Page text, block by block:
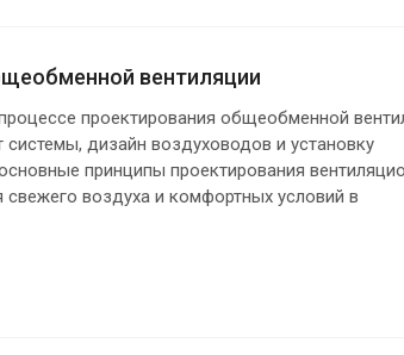
вентиляции
проектирования общеобменной
дизайн воздуховодов и установку
принципы проектирования
свежего воздуха и комфортных условий в